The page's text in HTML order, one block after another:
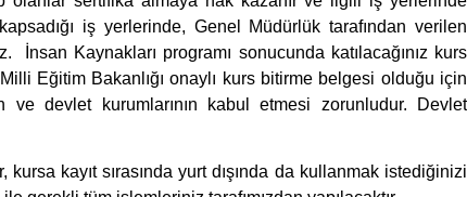
kursa kayıt sırasında yurt dışında da kullanmak istediğinizi
gerekli tüm işlemleriniz tarafımızdan yapılacaktır.